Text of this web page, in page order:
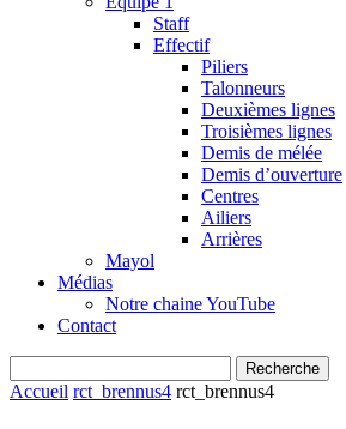
Staff
Effectif
Piliers
Talonneurs
Deuxièmes lignes
Troisièmes lignes
Demis de mélée
Demis d’ouverture
Centres
Ailiers
Arrières
Mayol
Médias
Notre chaine YouTube
Contact
Accueil rct_brennus4 rct_brennus4